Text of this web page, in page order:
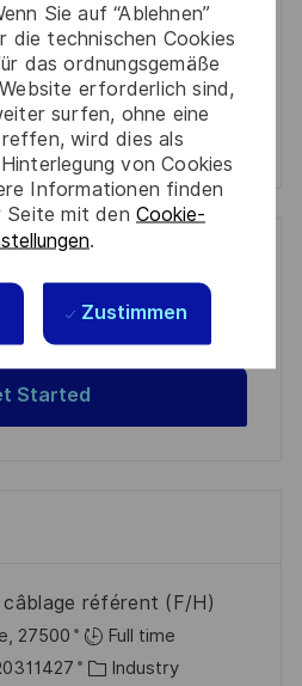
Sie auf “Ablehnen”
die technischen Cookies
das ordnungsgemäße
erforderlich sind,
surfen, ohne eine
wird dies als
von Cookies
Informationen finden
Seite mit den Cookie-
.
Zustimmen
Started
référent (F/H)
27500
Full time
K
Industry